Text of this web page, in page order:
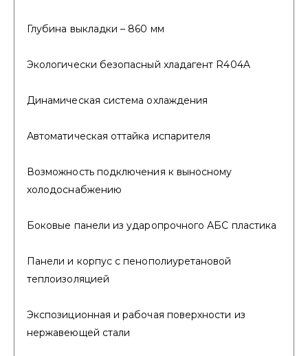
Глубина выкладки – 860 мм
Экологически безопасный хладагент R404A
Динамическая система охлаждения
Автоматическая оттайка испарителя
Возможность подключения к выносному
холодоснабжению
Боковые панели из ударопрочного АБС пластика
Панели и корпус с пенополиуретановой
теплоизоляцией
Экспозиционная и рабочая поверхности из
нержавеющей стали